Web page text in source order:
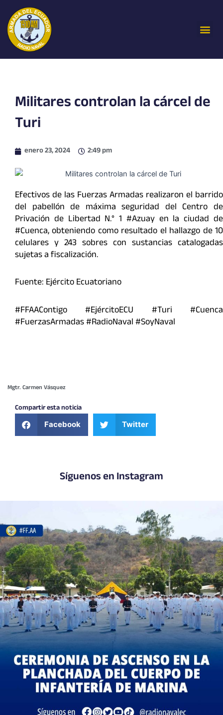
contenido
Militares controlan la cárcel de
Turi
enero 23, 2024 2:49 pm
Efectivos de las Fuerzas Armadas realizaron el barrido
del pabellón de máxima seguridad del Centro de
Privación de Libertad N.° 1 #Azuay en la ciudad de
#Cuenca, obteniendo como resultado el hallazgo de 10
celulares y 243 sobres con sustancias catalogadas
sujetas a fiscalización.
Fuente: Ejército Ecuatoriano
#FFAAContigo #EjércitoECU #Turi #Cuenca
#FuerzasArmadas #RadioNaval #SoyNaval
Mgtr. Carmen Vásquez
Compartir esta noticia
Facebook Twitter
Síguenos en Instagram